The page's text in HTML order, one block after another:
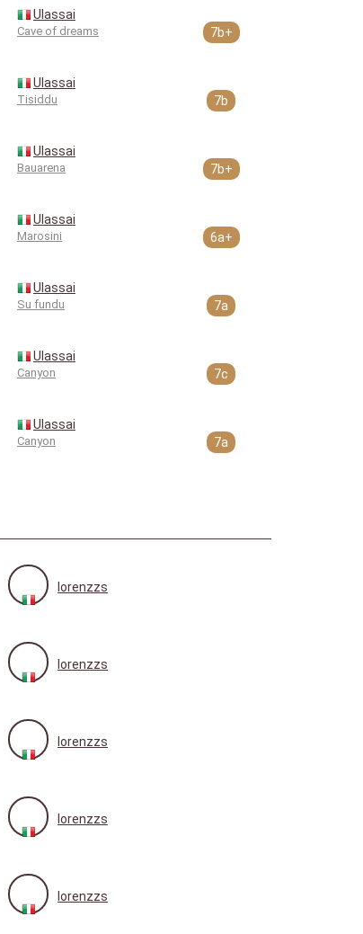
Ulassai
Cave of dreams 7b+
Ulassai
Tisiddu 7b
Ulassai
Bauarena 7b+
Ulassai
Marosini 6a+
Ulassai
Su fundu 7a
Ulassai
Canyon 7c
Ulassai
Canyon 7a
lorenzzs
lorenzzs
lorenzzs
lorenzzs
lorenzzs